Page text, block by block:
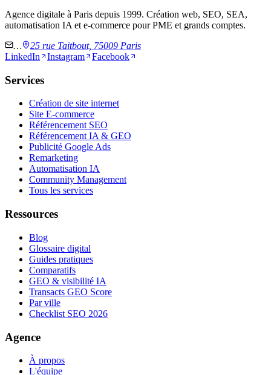
Agence digitale à Paris depuis 1999. Création web, SEO, SEA,
automatisation IA et e-commerce pour PME et grands comptes.
…
25 rue Taitbout, 75009 Paris
LinkedIn
Instagram Facebook
Services
Création de site internet
Site E-commerce
Référencement SEO
Référencement IA & GEO
Publicité Google Ads
Remarketing
Automatisation IA
Community Management
Tous les services
Ressources
Blog
Glossaire digital
Guides pratiques
Comparatifs
GEO & visibilité IA
Transacts GEO Score
Par ville
Checklist SEO 2026
Agence
À propos
L'équipe